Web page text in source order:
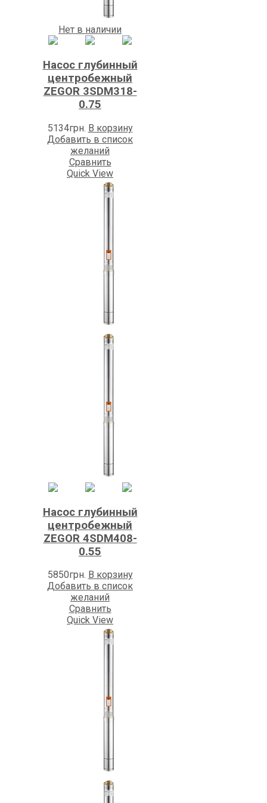
Нет в наличии
Насос глубинный
центробежный
ZEGOR 3SDM318-
0.75
5134грн. В корзину
Добавить в список
желаний
Сравнить
Quick View
Насос глубинный
центробежный
ZEGOR 4SDM408-
0.55
5850грн. В корзину
Добавить в список
желаний
Сравнить
Quick View